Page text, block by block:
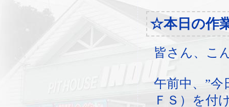
☆本日の作
皆さん、こ
午前中、”
ＦＳ）を付